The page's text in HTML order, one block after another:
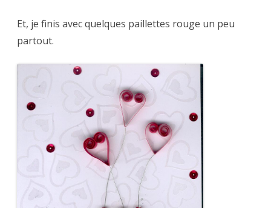
Et, je finis avec quelques paillettes rouge un peu
partout.